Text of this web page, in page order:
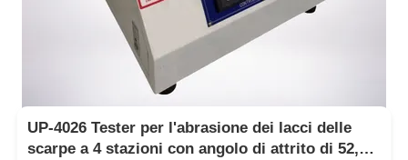
UP-4026 Tester per l'abrasione dei lacci delle
scarpe a 4 stazioni con angolo di attrito di 52,5°